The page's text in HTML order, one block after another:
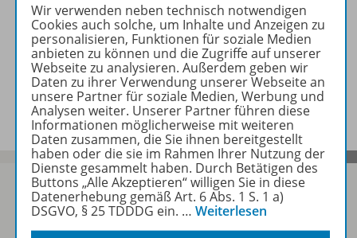
Empfehlungen der Redaktion
Benachrichtigungs-Service
Sofort profitieren
Wir verwenden neben technisch notwendigen
Cookies auch solche, um Inhalte und Anzeigen zu
personalisieren, Funktionen für soziale Medien
anbieten zu können und die Zugriffe auf unserer
Webseite zu analysieren. Außerdem geben wir
Daten zu ihrer Verwendung unserer Webseite an
unsere Partner für soziale Medien, Werbung und
Analysen weiter. Unserer Partner führen diese
Informationen möglicherweise mit weiteren
Daten zusammen, die Sie ihnen bereitgestellt
haben oder die sie im Rahmen Ihrer Nutzung der
Dienste gesammelt haben. Durch Betätigen des
Buttons „Alle Akzeptieren“ willigen Sie in diese
Datenerhebung gemäß Art. 6 Abs. 1 S. 1 a)
DSGVO, § 25 TDDDG ein. … Weiterlesen